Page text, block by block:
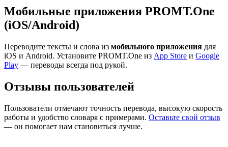
Мобильные приложения PROMT.One
(iOS/Android)
Переводите тексты и слова из мобильного приложения для
iOS и Android. Установите PROMT.One из App Store и Google
Play — переводы всегда под рукой.
Отзывы пользователей
Пользователи отмечают точность перевода, высокую скорость
работы и удобство словаря с примерами. Оставьте свой отзыв
— он помогает нам становиться лучше.